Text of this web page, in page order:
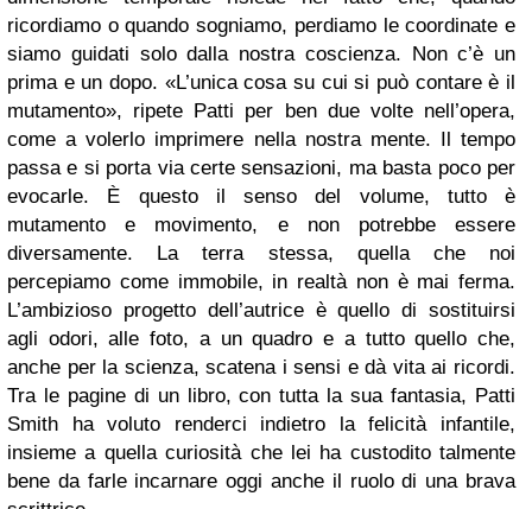
ricordiamo o quando sogniamo, perdiamo le coordinate e
siamo guidati solo dalla nostra coscienza. Non c’è un
prima e un dopo. «L’unica cosa su cui si può contare è il
mutamento», ripete Patti per ben due volte nell’opera,
come a volerlo imprimere nella nostra mente. Il tempo
passa e si porta via certe sensazioni, ma basta poco per
evocarle. È questo il senso del volume, tutto è
mutamento e movimento, e non potrebbe essere
diversamente. La terra stessa, quella che noi
percepiamo come immobile, in realtà non è mai ferma.
L’ambizioso progetto dell’autrice è quello di sostituirsi
agli odori, alle foto, a un quadro e a tutto quello che,
anche per la scienza, scatena i sensi e dà vita ai ricordi.
Tra le pagine di un libro, con tutta la sua fantasia, Patti
Smith ha voluto renderci indietro la felicità infantile,
insieme a quella curiosità che lei ha custodito talmente
bene da farle incarnare oggi anche il ruolo di una brava